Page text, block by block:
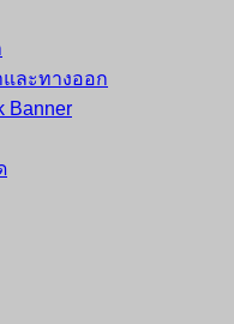
และทางออก
Banner